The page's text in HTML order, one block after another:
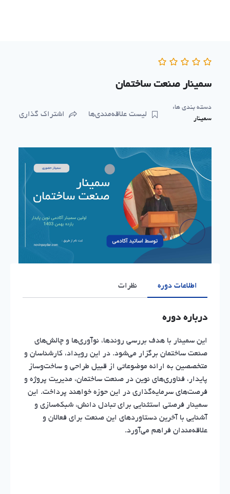
سمینار صنعت ساختمان
دسته بندی ها:
سمینار
لیست علاقه‌مندی‌ها اشتراک گذاری
اطلاعات دوره نظرات
درباره دوره
این سمینار با هدف بررسی روندها، نوآوری‌ها و چالش‌های
صنعت ساختمان برگزار می‌شود. در این رویداد، کارشناسان و
متخصصین به ارائه موضوعاتی از قبیل طراحی و ساخت‌وساز
پایدار، فناوری‌های نوین در صنعت ساختمان، مدیریت پروژه و
فرصت‌های سرمایه‌گذاری در این حوزه خواهند پرداخت. این
سمینار فرصتی استثنایی برای تبادل دانش، شبکه‌سازی و
آشنایی با آخرین دستاوردهای این صنعت برای فعالان و
علاقه‌مندان فراهم می‌آورد.